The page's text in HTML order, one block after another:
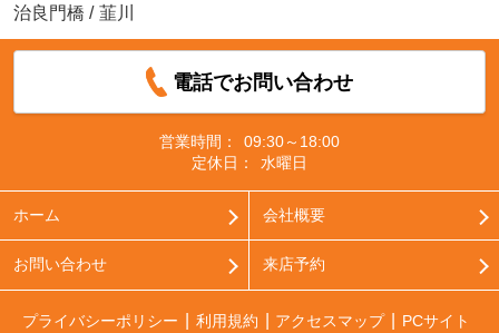
治良門橋 / 韮川
電話でお問い合わせ
営業時間：
09:30～18:00
定休日：
水曜日
ホーム 会社概要
お問い合わせ 来店予約
プライバシーポリシー 利用規約 アクセスマップ PCサイト